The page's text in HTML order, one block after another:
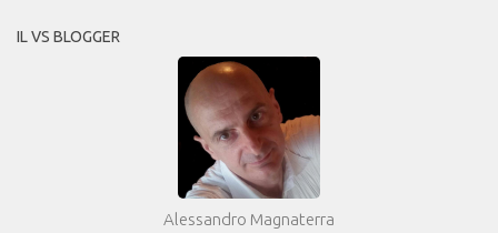
IL VS BLOGGER
Alessandro Magnaterra